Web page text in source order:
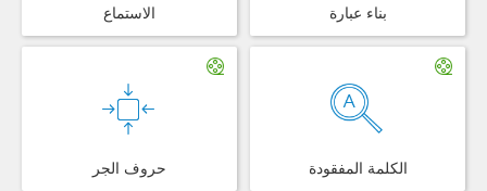
الاستماع بناء عبارة
حروف الجر الكلمة المفقودة